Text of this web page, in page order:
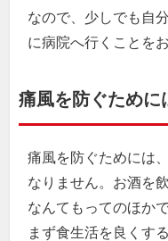
なので、少しでも自
に病院へ行くことを
痛風を防ぐために
痛風を防ぐためには
なりません。お酒を
なんてもってのほか
まず食生活を良くす